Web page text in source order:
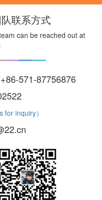
联系方式
can be reached out at
571-87756876
for inquiry）